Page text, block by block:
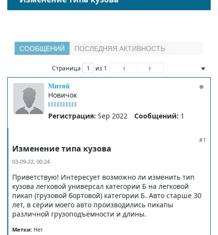
СООБЩЕНИЙ ПОСЛЕДНЯЯ АКТИВНОСТЬ
Страница из 1
Митяй
Новичок
Регистрация: Sep 2022 Сообщений: 1
#1
Изменение типа кузова
03-09-22, 00:24
Приветствую! Интересует возможно ли изменить тип
кузова легковой универсал категории Б на легковой
пикап (грузовой бортовой) категории Б. Авто старше 30
лет, в серии моего авто производились пикапы
различной грузоподъёмности и длины.
Метки: Нет